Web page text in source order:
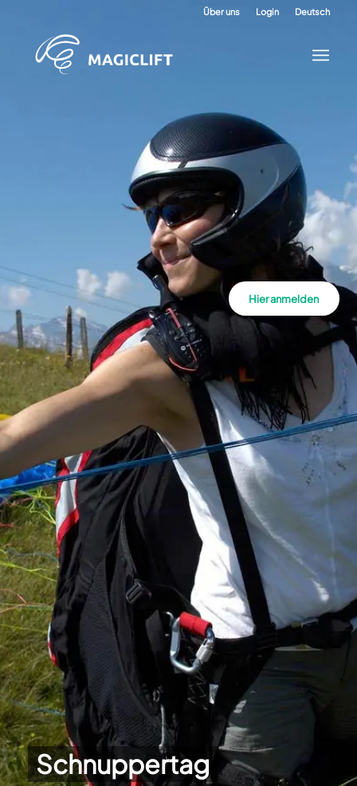
Über uns Login Deutsch
Schnuppertag
Hier anmelden